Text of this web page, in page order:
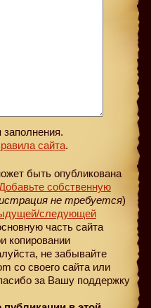
сайта.
быть опубликована
собственную
не требуется)
/следующей
часть сайта
копировании
не забывайте
со своего сайта или
за Вашу поддержку